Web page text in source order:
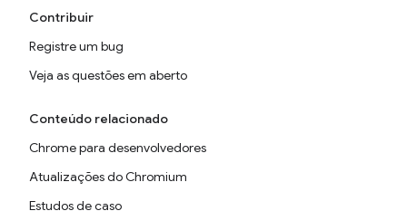
Contribuir
Registre um bug
Veja as questões em aberto
Conteúdo relacionado
Chrome para desenvolvedores
Atualizações do Chromium
Estudos de caso